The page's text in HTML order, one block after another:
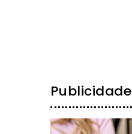
Publicidade